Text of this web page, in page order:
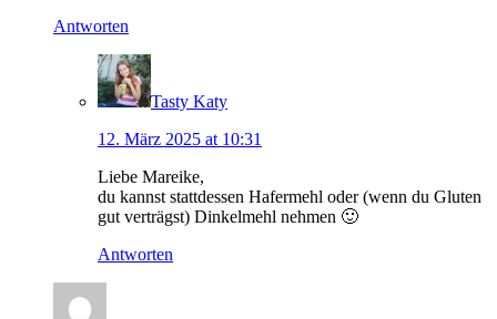
Antworten
Tasty Katy
12. März 2025 at 10:31
Liebe Mareike,
du kannst stattdessen Hafermehl oder (wenn du Gluten
gut verträgst) Dinkelmehl nehmen 🙂
Antworten